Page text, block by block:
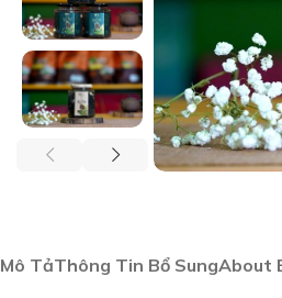
Mô TảThông Tin Bổ SungAbout